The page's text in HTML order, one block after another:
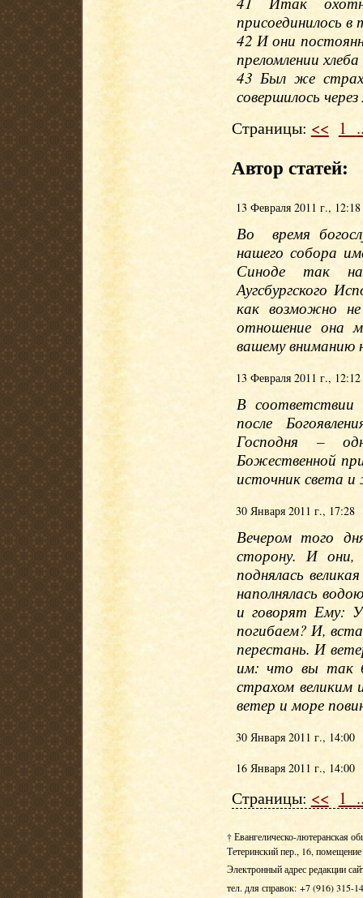
присоединилось
42 И они
преломлении
43 Был же страх
совершилось
Страницы: << 1
Автор статей:
13 Февраля 2011 г., 12:18
Во время
нашего собора
Синоде так
Аугсбургского
как возможно
отношение она
вашему
13 Февраля 2011 г., 12:12
В соответствии
после
Господня –
Божественной
источник света
30 Января 2011 г., 17:28
Вечером того
сторону. И
поднялась
наполнялась
и говорят Ему:
погибаем? И,
перестань. И
им: что вы так
страхом
ветер и море
30 Января 2011 г., 14:00
16 Января 2011 г., 14:00
Страницы: << 1
† Евангелическо-лютеранская
Тетеринский пер., 16,
Электронный адрес редакции
тел. для справок: +7 (916) 315-